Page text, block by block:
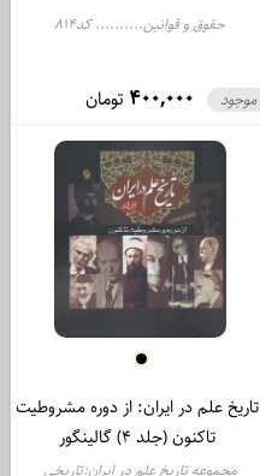
حقوق و قوانین.......... کد814
400,000 تومان موجود
تاریخ علم در ایران: از دوره مشروطیت
تاکنون (جلد 4) گالینگور
مجموعه تاریخ علم در ایران:تاریخی